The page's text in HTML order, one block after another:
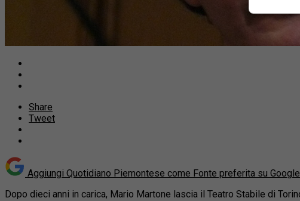
Share
Tweet
Aggiungi Quotidiano Piemontese come Fonte preferita su Google
Dopo dieci anni in carica, Mario Martone lascia il Teatro Stabile di